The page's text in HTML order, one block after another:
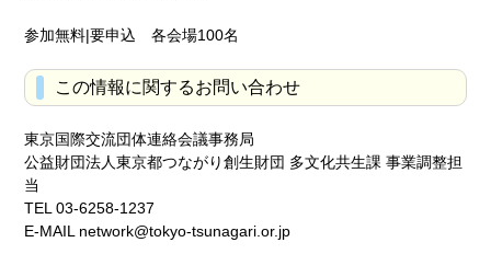
参加無料|要申込 各会場100名
この情報に関するお問い合わせ
東京国際交流団体連絡会議事務局
公益財団法人東京都つながり創生財団 多文化共生課 事業調整担
当
TEL 03-6258-1237
E-MAIL network@tokyo-tsunagari.or.jp